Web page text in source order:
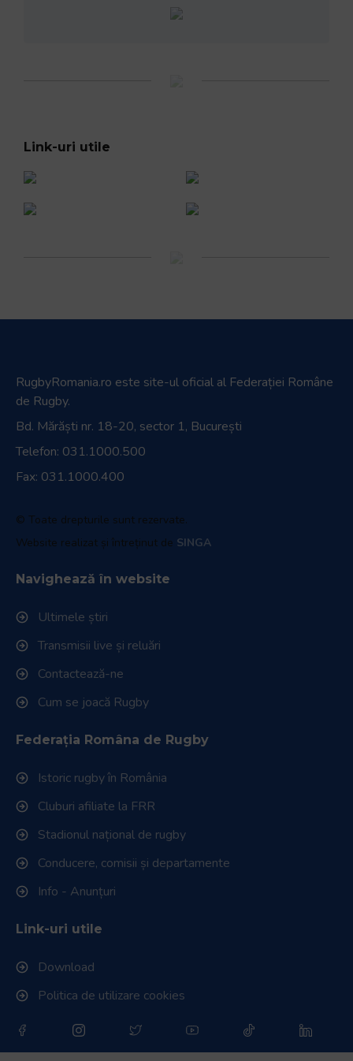
Link-uri utile
RugbyRomania.ro este site-ul oficial al Federației Române
de Rugby.
Bd. Mărăști nr. 18-20, sector 1, București
Telefon: 031.1000.500
Fax: 031.1000.400
© Toate drepturile sunt rezervate.
Website realizat și întreținut de SINGA
Navighează în website
Ultimele știri
Transmisii live și reluări
Contactează-ne
Cum se joacă Rugby
Federația Româna de Rugby
Istoric rugby în România
Cluburi afiliate la FRR
Stadionul național de rugby
Conducere, comisii și departamente
Info - Anunțuri
Link-uri utile
Download
Politica de utilizare cookies